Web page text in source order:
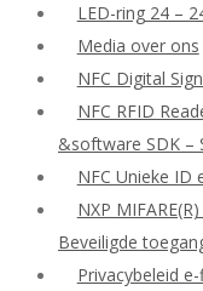
LED-ring 24 –
Media over ons
NFC Digital
NFC RFID
&software SDK –
NFC Unieke ID
NXP
Beveiligde
Privacybeleid